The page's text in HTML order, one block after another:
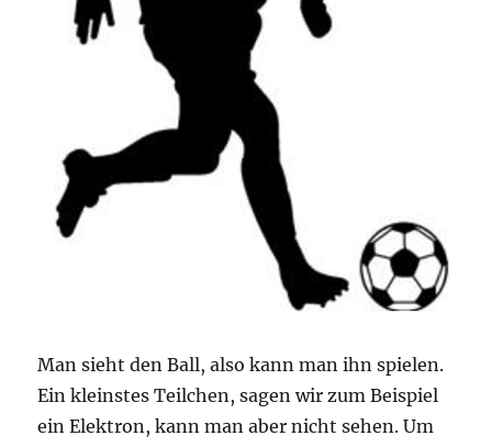
Man sieht den Ball, also kann man ihn spielen.
Ein kleinstes Teilchen, sagen wir zum Beispiel
ein Elektron, kann man aber nicht sehen. Um